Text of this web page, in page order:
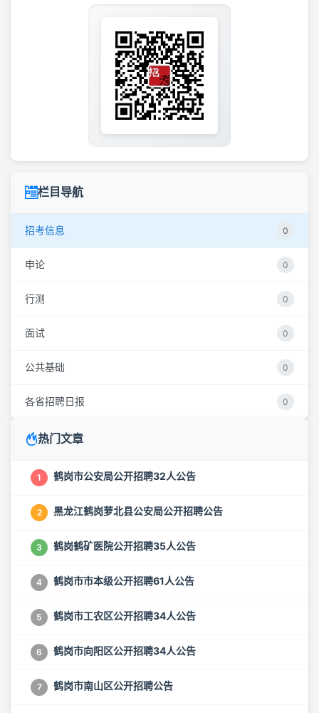
栏目导航
招考信息 0
申论 0
行测 0
面试 0
公共基础 0
各省招聘日报 0
热门文章
1 鹤岗市公安局公开招聘32人公告
2 黑龙江鹤岗萝北县公安局公开招聘公告
3 鹤岗鹤矿医院公开招聘35人公告
4 鹤岗市市本级公开招聘61人公告
5 鹤岗市工农区公开招聘34人公告
6 鹤岗市向阳区公开招聘34人公告
7 鹤岗市南山区公开招聘公告